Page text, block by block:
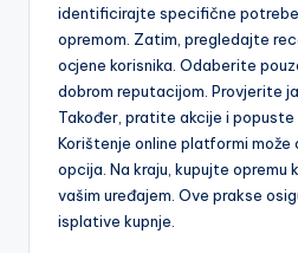
identificirajte specifične
opremom. Zatim, pregledajte
ocjene korisnika. Odaberite
dobrom reputacijom. Provjerite
Također, pratite akcije i popuste
Korištenje online platformi može
opcija. Na kraju, kupujte opremu
vašim uređajem. Ove prakse
isplative kupnje.